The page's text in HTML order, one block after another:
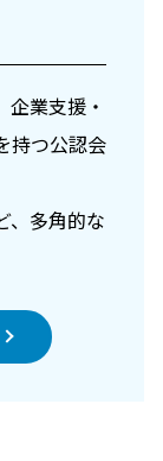
業支援・
持つ公認会
、多角的な